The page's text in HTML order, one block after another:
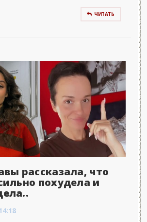
ЧИТАТЬ
рассказала, что
похудела и